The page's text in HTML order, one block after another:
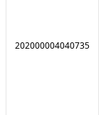
202000004040735